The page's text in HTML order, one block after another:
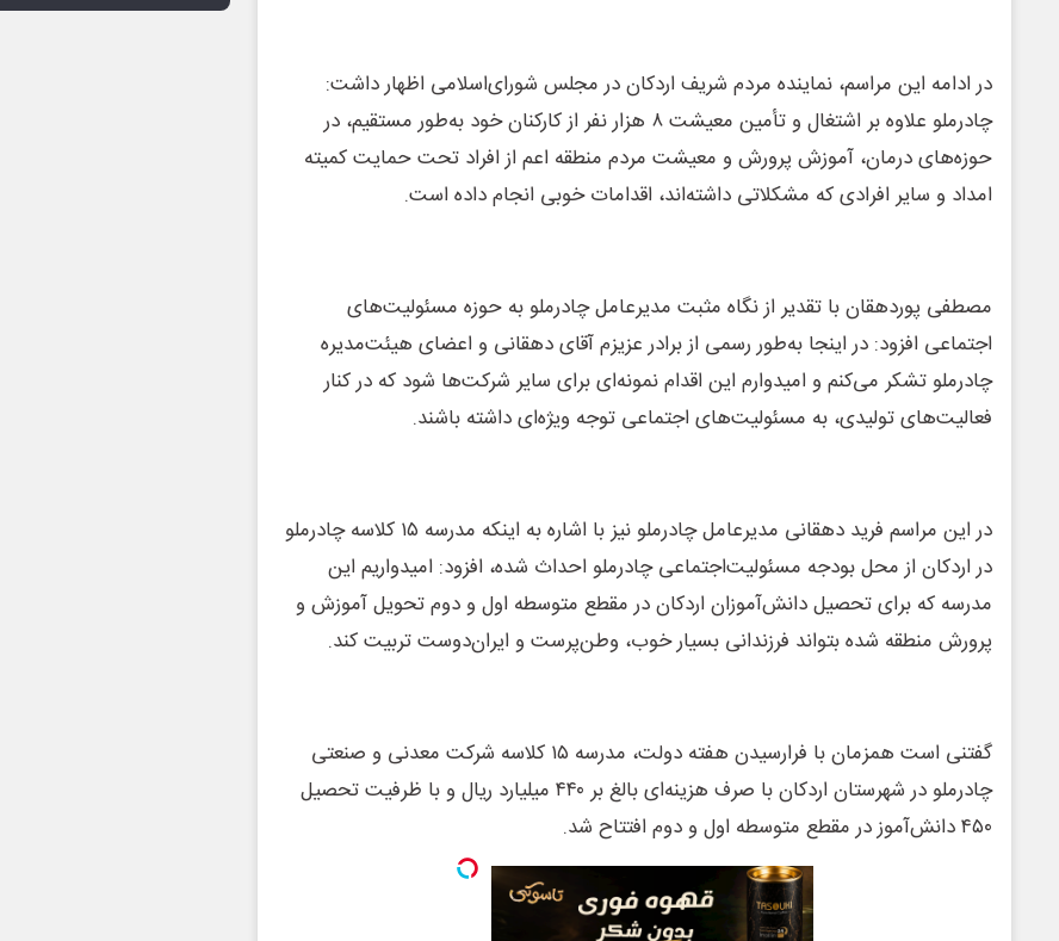
در ادامه این مراسم، نماینده مردم شریف اردکان در مجلس شورای‌اسلامی اظهار داشت:
چادرملو علاوه بر اشتغال و تأمین معیشت ۸ هزار نفر از کارکنان خود به‌طور مستقیم، در
حوزه‌های درمان، آموزش پرورش و معیشت مردم منطقه اعم از افراد تحت حمایت کمیته
امداد و سایر افرادی که مشکلاتی داشته‌اند، اقدامات خوبی انجام داده است.
مصطفی پوردهقان با تقدیر از نگاه مثبت مدیرعامل چادرملو به حوزه مسئولیت‌های
اجتماعی افزود: در اینجا به‌طور رسمی از برادر عزیزم آقای دهقانی و اعضای هیئت‌مدیره
چادرملو تشکر می‌کنم و امیدوارم این اقدام نمونه‌ای برای سایر شرکت‌ها شود که در کنار
فعالیت‌های تولیدی، به مسئولیت‌های اجتماعی توجه ویژه‌ای داشته باشند.
در این مراسم فرید دهقانی مدیرعامل چادرملو نیز با اشاره به اینکه مدرسه ۱۵ کلاسه چادرملو
در اردکان از محل بودجه مسئولیت‌اجتماعی چادرملو احداث شده، افزود: امیدواریم این
مدرسه که برای تحصیل دانش‌آموزان اردکان در مقطع متوسطه اول و دوم تحویل آموزش و
پرورش منطقه شده بتواند فرزندانی بسیار خوب، وطن‌پرست و ایران‎‌دوست تربیت کند.
گفتنی است همزمان با فرارسیدن هفته دولت، مدرسه ۱۵ کلاسه شرکت معدنی و صنعتی
چادرملو در شهرستان اردکان با صرف هزینه‌ای بالغ بر ۴۴۰ میلیارد ریال و با ظرفیت تحصیل
۴۵۰ دانش‌آموز در مقطع متوسطه اول و دوم افتتاح شد.